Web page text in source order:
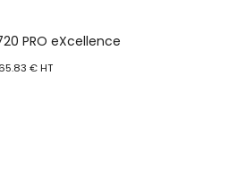
PRO eXcellence
€HT